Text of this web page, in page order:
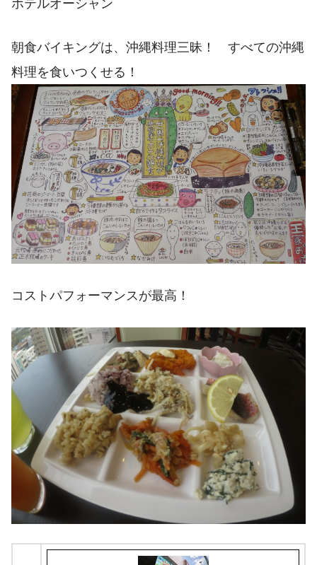
朝食バイキングは、沖縄料理三昧！ すべての沖縄
料理を食いつくせる！
コストパフォーマンスが最高！